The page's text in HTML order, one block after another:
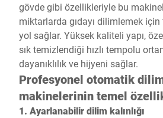
gövde gibi özellikleriyle bu
miktarlarda gıdayı dilimlemek
yol sağlar. Yüksek kaliteli yapı,
sık temizlendiği hızlı tempolu
dayanıklılık ve hijyeni sağlar.
Profesyonel otomatik
makinelerinin temel
1. Ayarlanabilir dilim kalınlığı